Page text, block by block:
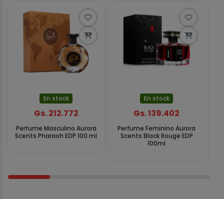
En stock
Gs. 212.772
Perfume Masculino Aurora
Scents Pharaoh EDP 100 ml
En stock
Gs. 139.402
Perfume Feminino Aurora
Scents Black Rouge EDP
100ml